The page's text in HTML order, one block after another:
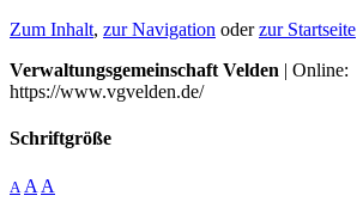
Zum Inhalt, zur Navigation oderzur Startseite
Verwaltungsgemeinschaft Velden | Online:
https://www.vgvelden.de/
Schriftgröße
A A A